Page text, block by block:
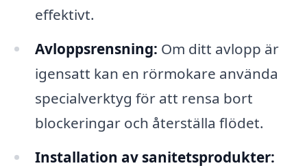
effektivt.
Avloppsrensning: Om ditt avlopp är
igensatt kan en rörmokare använda
specialverktyg för att rensa bort
blockeringar och återställa flödet.
Installation av sanitetsprodukter: